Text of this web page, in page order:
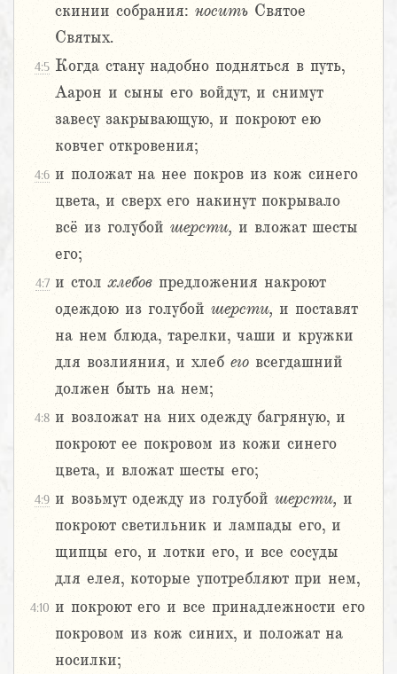
скинии собрания: носить Святое
Святых.
4:5 Когда стану надобно подняться в путь,
Аарон и сыны его войдут, и снимут
завесу закрывающую, и покроют ею
ковчег откровения;
4:6 и положат на нее покров из кож синего
цвета, и сверх его накинут покрывало
всё из голубой шерсти, и вложат шесты
его;
4:7 и столхлебов предложения накроют
одеждою из голубой шерсти, и поставят
на нем блюда, тарелки, чаши и кружки
для возлияния, и хлеб его всегдашний
должен быть на нем;
4:8 и возложат на них одежду багряную, и
покроют ее покровом из кожи синего
цвета, и вложат шесты его;
4:9 и возьмут одежду из голубой шерсти, и
покроют светильник и лампады его, и
щипцы его, и лотки его, и все сосуды
для елея, которые употребляют при нем,
4:10 и покроют его и все принадлежности его
покровом из кож синих, и положат на
носилки;